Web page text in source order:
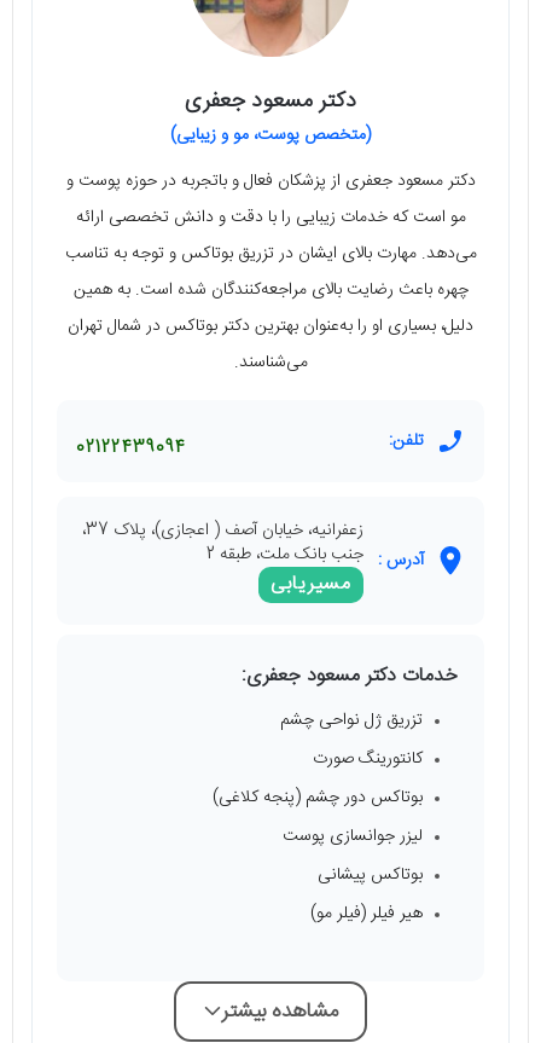
دکتر مسعود جعفری
(متخصص پوست، مو و زیبایی)
دکتر مسعود جعفری از پزشکان فعال و باتجربه در حوزه پوست و
مو است که خدمات زیبایی را با دقت و دانش تخصصی ارائه
می‌دهد. مهارت بالای ایشان در تزریق بوتاکس و توجه به تناسب
چهره باعث رضایت بالای مراجعه‌کنندگان شده است. به همین
دلیل، بسیاری او را به‌عنوان بهترین دکتر بوتاکس در شمال تهران
می‌شناسند.
تلفن: 02122439094
آدرس :
زعفرانیه، خیابان آصف ( اعجازی)، پلاک 37،
جنب بانک ملت، طبقه 2
مسیریابی
خدمات دکتر مسعود جعفری:
تزریق ژل نواحی چشم
کانتورینگ صورت
بوتاکس دور چشم (پنجه کلاغی)
لیزر جوانسازی پوست
بوتاکس پیشانی
هیر فیلر (فیلر مو)
مشاهده بیشتر